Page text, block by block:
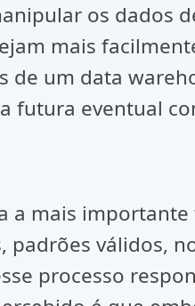
os dados
mais
de um data
futura eventual
mais importante
padrões válidos,
processo